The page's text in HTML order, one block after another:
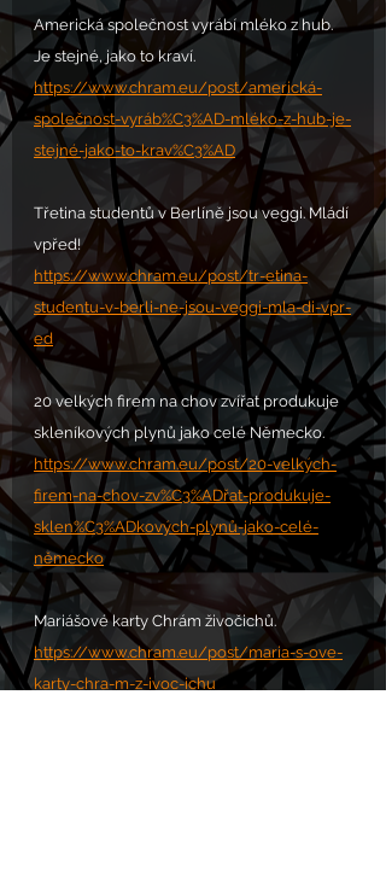
Americká společnost vyrábí mléko z hub.
Je stejné, jako to kraví.
https://www.chram.eu/post/americká-
společnost-vyráb%C3%AD-mléko-z-hub-je-
stejné-jako-to-krav%C3%AD
Třetina studentů v Berlíně jsou veggi. Mládí
vpřed!
https://www.chram.eu/post/tr-etina-
studentu-v-berli-ne-jsou-veggi-mla-di-vpr-
ed
20 velkých firem na chov zvířat produkuje
skleníkových plynů jako celé Německo.
https://www.chram.eu/post/20-velkých-
firem-na-chov-zv%C3%ADřat-produkuje-
sklen%C3%ADkových-plynů-jako-celé-
německo
Mariášové karty Chrám živočichů.
https://www.chram.eu/post/maria-s-ove-
karty-chra-m-z-ivoc-ichu